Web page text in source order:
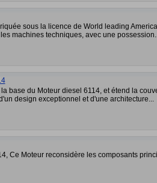
sous la licence de World leading
machines techniques, avec une
base du Moteur diesel 6114, et étend la
design exceptionnel et d'une architecture...
Ce Moteur reconsidère les composants